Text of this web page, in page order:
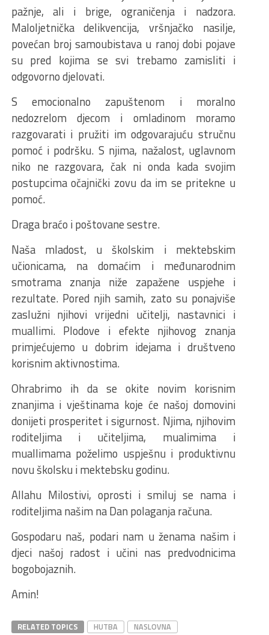
pažnje, ali i brige, ograničenja i nadzora.
Maloljetnička delikvencija, vršnjačko nasilje,
povećan broj samoubistava u ranoj dobi pojave
su pred kojima se svi trebamo zamisliti i
odgovorno djelovati.
S emocionalno zapuštenom i moralno
nedozrelom djecom i omladinom moramo
razgovarati i pružiti im odgovarajuću stručnu
pomoć i podršku. S njima, nažalost, uglavnom
niko ne razgovara, čak ni onda kada svojim
postupcima očajnički zovu da im se pritekne u
pomoć.
Draga braćo i poštovane sestre.
Naša mladost, u školskim i mektebskim
učionicama, na domaćim i međunarodnim
smotrama znanja niže zapažene uspjehe i
rezultate. Pored njih samih, zato su ponajviše
zaslužni njihovi vrijedni učitelji, nastavnici i
muallimi. Plodove i efekte njihovog znanja
primjećujemo u dobrim idejama i društveno
korisnim aktivnostima.
Ohrabrimo ih da se okite novim korisnim
znanjima i vještinama koje će našoj domovini
donijeti prosperitet i sigurnost. Njima, njihovim
roditeljima i učiteljima, mualimima i
muallimama poželimo uspješnu i produktivnu
novu školsku i mektebsku godinu.
Allahu Milostivi, oprosti i smiluj se nama i
roditeljima našim na Dan polaganja računa.
Gospodaru naš, podari nam u ženama našim i
djeci našoj radost i učini nas predvodnicima
bogobojaznih.
Amin!
RELATED TOPICS HUTBA
NASLOVNA